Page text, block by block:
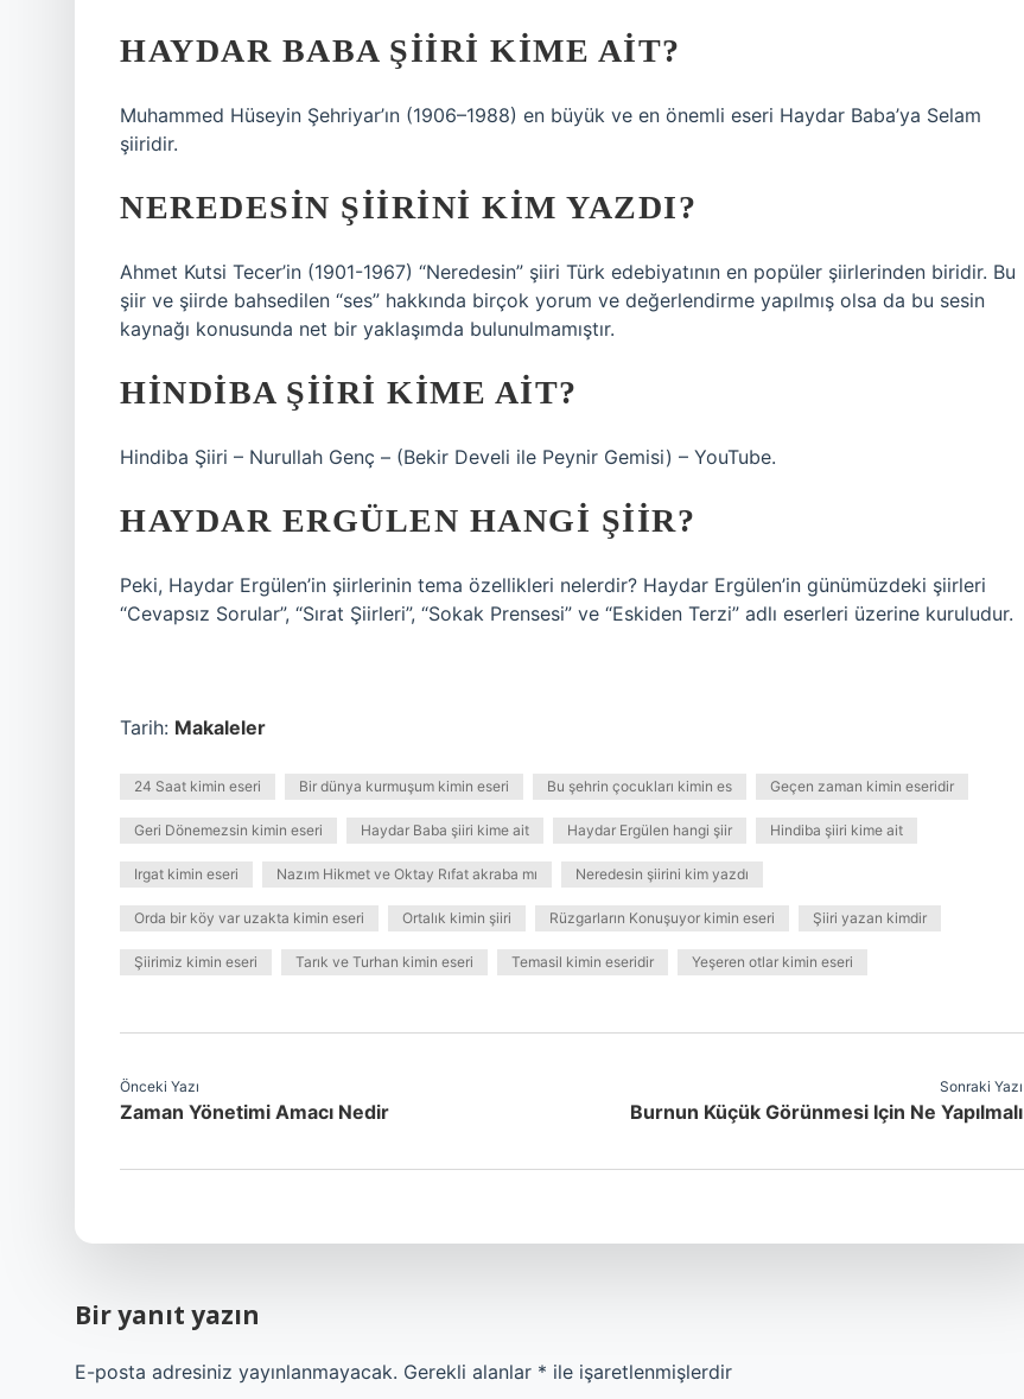
HAYDAR BABA ŞIIRI KIME AIT?
Muhammed Hüseyin Şehriyar’ın (1906–1988) en büyük ve en önemli eseri Haydar Baba’ya Selam
şiiridir.
NEREDESIN ŞIIRINI KIM YAZDI?
Ahmet Kutsi Tecer’in (1901-1967) “Neredesin” şiiri Türk edebiyatının en popüler şiirlerinden biridir. Bu
şiir ve şiirde bahsedilen “ses” hakkında birçok yorum ve değerlendirme yapılmış olsa da bu sesin
kaynağı konusunda net bir yaklaşımda bulunulmamıştır.
HINDIBA ŞIIRI KIME AIT?
Hindiba Şiiri – Nurullah Genç – (Bekir Develi ile Peynir Gemisi) – YouTube.
HAYDAR ERGÜLEN HANGI ŞIIR?
Peki, Haydar Ergülen’in şiirlerinin tema özellikleri nelerdir? Haydar Ergülen’in günümüzdeki şiirleri
“Cevapsız Sorular”, “Sırat Şiirleri”, “Sokak Prensesi” ve “Eskiden Terzi” adlı eserleri üzerine kuruludur.
Tarih: Makaleler
24 Saat kimin eseri Bir dünya kurmuşum kimin eseri Bu şehrin çocukları kimin es Geçen zaman kimin eseridir
Geri Dönemezsin kimin eseri Haydar Baba şiiri kime ait Haydar Ergülen hangi şiir Hindiba şiiri kime ait
Irgat kimin eseri Nazım Hikmet ve Oktay Rıfat akraba mı Neredesin şiirini kim yazdı
Orda bir köy var uzakta kimin eseri Ortalık kimin şiiri Rüzgarların Konuşuyor kimin eseri Şiiri yazan kimdir
Şiirimiz kimin eseri Tarık ve Turhan kimin eseri Temasil kimin eseridir Yeşeren otlar kimin eseri
Önceki Yazı
Zaman Yönetimi Amacı Nedir
Sonraki Yazı
Burnun Küçük Görünmesi Için Ne Yapılmalı
Bir yanıt yazın
E-posta adresiniz yayınlanmayacak. Gerekli alanlar * ile işaretlenmişlerdir